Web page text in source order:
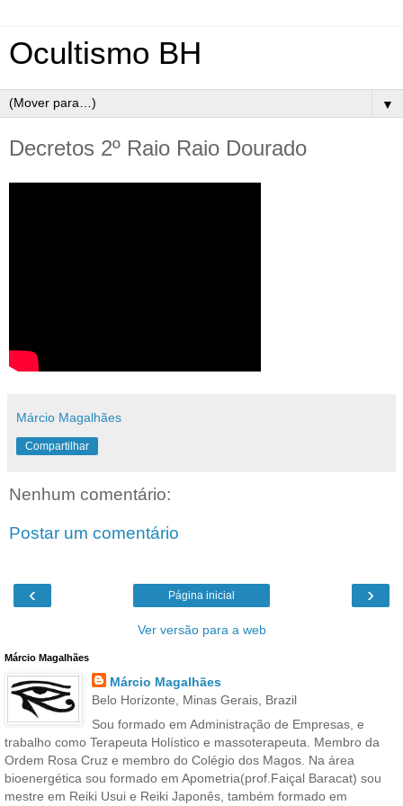
Ocultismo BH
▼
Decretos 2º Raio Raio Dourado
Márcio Magalhães
Compartilhar
Nenhum comentário:
Postar um comentário
‹ ›
Página inicial
Ver versão para a web
Márcio Magalhães
Márcio Magalhães
Belo Horizonte, Minas Gerais, Brazil
Sou formado em Administração de Empresas, e
trabalho como Terapeuta Holístico e massoterapeuta. Membro da
Ordem Rosa Cruz e membro do Colégio dos Magos. Na área
bioenergética sou formado em Apometria(prof.Faiçal Baracat) sou
mestre em Reiki Usui e Reiki Japonês, também formado em